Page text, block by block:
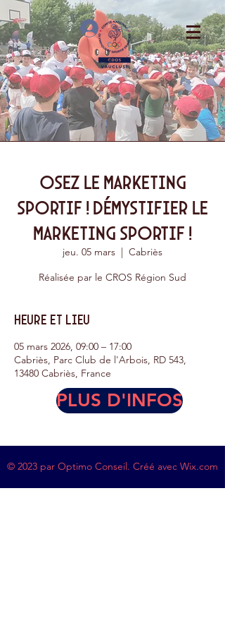
Se connecter
Osez le marketing
sportif ! Démystifier le
marketing sportif !
jeu. 05 mars
  |
Cabriès
Réalisée par le CROS Région Sud
Heure et lieu
05 mars 2026, 09:00 – 17:00
Cabriès, Parc Club de l'Arbois, RD 543,
13480 Cabriès, France
PLUS D'INFOS
© 2023 par Optimo Conseil. Créé avec Wix.com